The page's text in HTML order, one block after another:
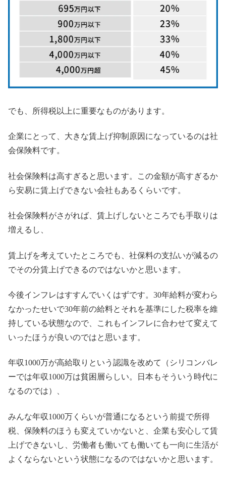
でも、所得税以上に重要なものがあります。
企業にとって、大きな賃上げ抑制原因になっているのは社
会保険料です。
社会保険料は高すぎると思います。この金額が高すぎるか
ら安易に賃上げできない会社もあるくらいです。
社会保険料がさがれば、賃上げしないところでも手取りは
増えるし、
賃上げを考えていたところでも、社保料の支払いが減るの
でその分賃上げできるのではないかと思います。
今後インフレはすすんでいくはずです。30年給料が変わら
なかったせいで30年前の給料とそれを基準にした税率を維
持している状態なので、これもインフレに合わせて変えて
いったほうが良いのではと思います。
年収1000万が高給取りという認識を改めて（シリコンバレ
ーでは年収1000万は貧困層らしい。日本もそういう時代に
なるのでは）、
みんな年収1000万くらいが普通になるという前提で所得
税、保険料のほうも変えていかないと、企業も安心して賃
上げできないし、労働者も働いても働いても一向に生活が
よくならないという状態になるのではないかと思います。